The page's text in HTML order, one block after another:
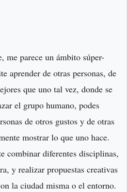
me parece un ámbito súper-
aprender de otras personas, de
que uno tal vez, donde se
el grupo humano, podes
de otros gustos y de otras
mostrar lo que uno hace.
combinar diferentes disciplinas,
y realizar propuestas creativas
la ciudad misma o el entorno.